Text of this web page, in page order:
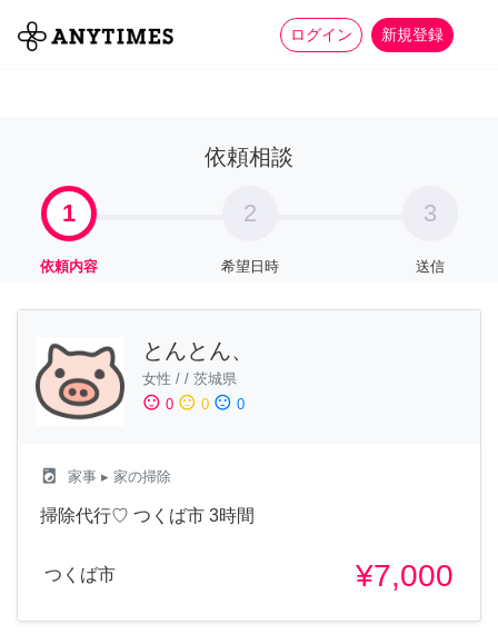
ログイン 新規登録
全て 家事 more_horiz
依頼相談
1
依頼内容
2
希望日時
3
送信
とんとん、
女性 / / 茨城県
sentiment_satisfied 0 sentiment_neutral 0 sentiment_dissatisfied 0
local_laundry_service 家事 ▸ 家の掃除
掃除代行♡ つくば市 3時間
つくば市 ¥7,000